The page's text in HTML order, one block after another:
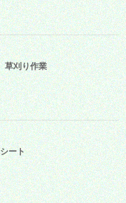
草刈り作業
ート